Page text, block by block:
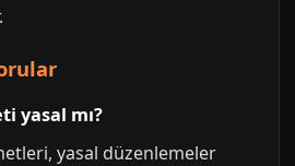
yasal mı?
yasal düzenlemeler